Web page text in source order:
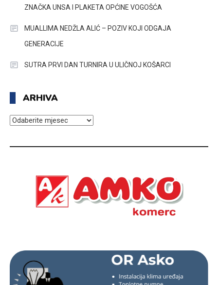
ZNAČKA UNSA I PLAKETA OPĆINE VOGOŠĆA
MUALLIMA NEDŽLA ALIĆ – POZIV KOJI ODGAJA
GENERACIJE
SUTRA PRVI DAN TURNIRA U ULIČNOJ KOŠARCI
ARHIVA
ARHIVA